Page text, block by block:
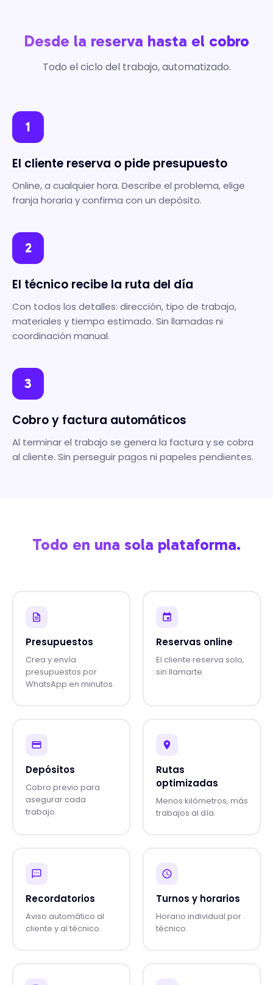
Desde la reserva hasta el cobro
Todo el ciclo del trabajo, automatizado.
1
El cliente reserva o pide presupuesto
Online, a cualquier hora. Describe el problema, elige
franja horaria y confirma con un depósito.
2
El técnico recibe la ruta del día
Con todos los detalles: dirección, tipo de trabajo,
materiales y tiempo estimado. Sin llamadas ni
coordinación manual.
3
Cobro y factura automáticos
Al terminar el trabajo se genera la factura y se cobra
al cliente. Sin perseguir pagos ni papeles pendientes.
Todo en una sola plataforma.
Presupuestos
Crea y envía
presupuestos por
WhatsApp en minutos.
Reservas online
El cliente reserva solo,
sin llamarte.
Depósitos
Cobro previo para
asegurar cada
trabajo.
Rutas
optimizadas
Menos kilómetros, más
trabajos al día.
Recordatorios
Aviso automático al
cliente y al técnico.
Turnos y horarios
Horario individual por
técnico.